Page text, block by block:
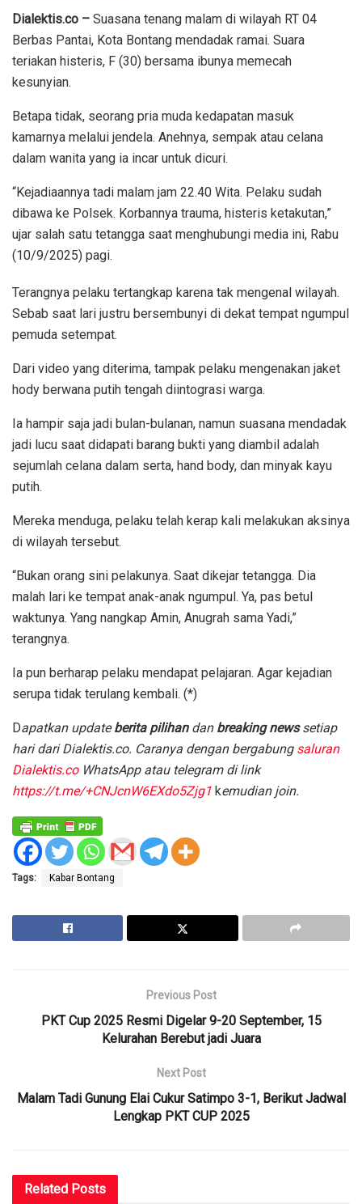
Dialektis.co – Suasana tenang malam di wilayah RT 04
Berbas Pantai, Kota Bontang mendadak ramai. Suara
teriakan histeris, F (30) bersama ibunya memecah
kesunyian.
Betapa tidak, seorang pria muda kedapatan masuk
kamarnya melalui jendela. Anehnya, sempak atau celana
dalam wanita yang ia incar untuk dicuri.
“Kejadiaannya tadi malam jam 22.40 Wita. Pelaku sudah
dibawa ke Polsek. Korbannya trauma, histeris ketakutan,”
ujar salah satu tetangga saat menghubungi media ini, Rabu
(10/9/2025) pagi.
Terangnya pelaku tertangkap karena tak mengenal wilayah.
Sebab saat lari justru bersembunyi di dekat tempat ngumpul
pemuda setempat.
Dari video yang diterima, tampak pelaku mengenakan jaket
hody berwana putih tengah diintograsi warga.
Ia hampir saja jadi bulan-bulanan, namun suasana mendadak
jadi lucu saat didapati barang bukti yang diambil adalah
sejumlah celana dalam serta, hand body, dan minyak kayu
putih.
Mereka menduga, pelaku telah kerap kali melakukan aksinya
di wilayah tersebut.
“Bukan orang sini pelakunya. Saat dikejar tetangga. Dia
malah lari ke tempat anak-anak ngumpul. Ya, pas betul
waktunya. Yang nangkap Amin, Anugrah sama Yadi,”
terangnya.
Ia pun berharap pelaku mendapat pelajaran. Agar kejadian
serupa tidak terulang kembali. (*)
Dapatkan updateberita pilihan dan breaking newssetiap
hari dari Dialektis.co. Caranya dengan bergabung saluran
Dialektis.co WhatsApp atau telegram di link
https://t.me/+CNJcnW6EXdo5Zjg1 kemudian join.
Tags: Kabar Bontang
Previous Post
PKT Cup 2025 Resmi Digelar 9-20 September, 15
Kelurahan Berebut jadi Juara
Next Post
Malam Tadi Gunung Elai Cukur Satimpo 3-1, Berikut Jadwal
Lengkap PKT CUP 2025
Related Posts